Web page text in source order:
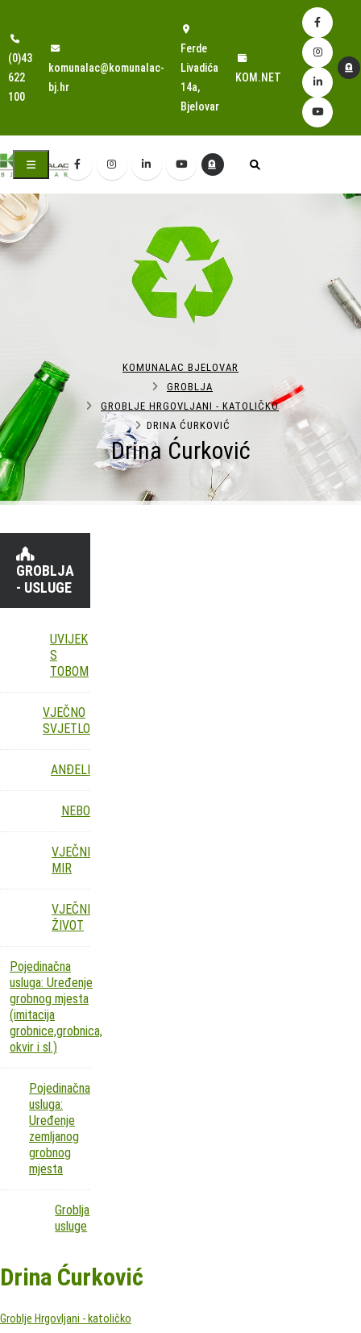
(0)43
622
100
komunalac@komunalac-
bj.hr
Ferde
Livadića
14a,
Bjelovar
KOM.NET
Drina Ćurković
KOMUNALAC BJELOVAR
GROBLJA
GROBLJE HRGOVLJANI - KATOLIČKO
DRINA ĆURKOVIĆ
GROBLJA
- USLUGE
UVIJEK
S
TOBOM
VJEČNO
SVJETLO
ANĐELI
NEBO
VJEČNI
MIR
VJEČNI
ŽIVOT
Pojedinačna
usluga: Uređenje
grobnog mjesta
(imitacija
grobnice,grobnica,
okvir i sl.)
Pojedinačna
usluga:
Uređenje
zemljanog
grobnog
mjesta
Groblja
usluge
Drina Ćurković
Groblje Hrgovljani - katoličko